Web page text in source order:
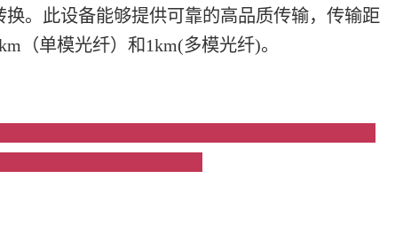
换。此设备能够提供可靠的高品质传输，传输距
（单模光纤）和1km(多模光纤)。
特点